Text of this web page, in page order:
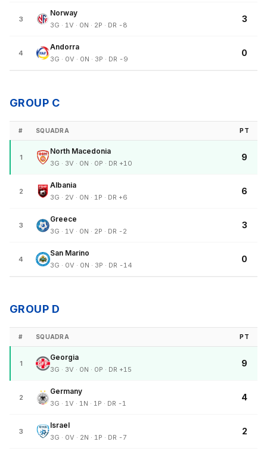
3
Norway
3G · 1V · 0N · 2P · DR -8
3
4
Andorra
3G · 0V · 0N · 3P · DR -9
0
GROUP C
# SQUADRA PT
1
North Macedonia
3G · 3V · 0N · 0P · DR +10
9
2
Albania
3G · 2V · 0N · 1P · DR +6
6
3
Greece
3G · 1V · 0N · 2P · DR -2
3
4
San Marino
3G · 0V · 0N · 3P · DR -14
0
GROUP D
# SQUADRA PT
1
Georgia
3G · 3V · 0N · 0P · DR +15
9
2
Germany
3G · 1V · 1N · 1P · DR -1
4
3
Israel
3G · 0V · 2N · 1P · DR -7
2